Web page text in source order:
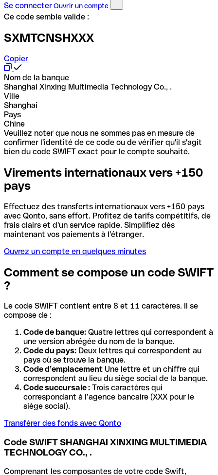
Se connecterOuvrir un compte
Ce code semble valide :
SXMTCNSHXXX
Copier
Nom de la banque
Shanghai Xinxing Multimedia Technology Co., .
Ville
Shanghai
Pays
Chine
Veuillez noter que nous ne sommes pas en mesure de
confirmer l'identité de ce code ou de vérifier qu'il s'agit
bien du code SWIFT exact pour le compte souhaité.
Virements internationaux vers +150
pays
Effectuez des transferts internationaux vers +150 pays
avec Qonto, sans effort. Profitez de tarifs compétitifs, de
frais clairs et d'un service rapide. Simplifiez dès
maintenant vos paiements à l'étranger.
Ouvrez un compte en quelques minutes
Comment se compose un code SWIFT
?
Le code SWIFT contient entre 8 et 11 caractères. Il se
compose de :
Code de banque: Quatre lettres qui correspondent à
une version abrégée du nom de la banque.
Code du pays: Deux lettres qui correspondent au
pays où se trouve la banque.
Code d’emplacement Une lettre et un chiffre qui
correspondent au lieu du siège social de la banque.
Code succursale : Trois caractères qui
correspondant à l’agence bancaire (XXX pour le
siège social).
Transférer des fonds avec Qonto
Code SWIFT SHANGHAI XINXING MULTIMEDIA
TECHNOLOGY CO., .
Comprenant les composantes de votre code Swift,